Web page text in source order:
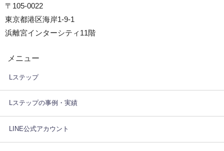
〒105-0022
東京都港区海岸1-9-1
浜離宮インターシティ11階
メニュー
Lステップ
Lステップの事例・実績
LINE公式アカウント